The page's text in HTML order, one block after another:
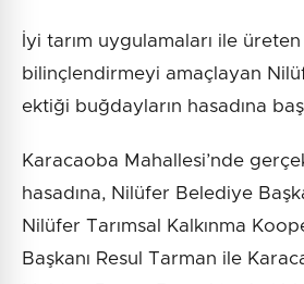
İyi tarım uygulamaları ile
bilinçlendirmeyi amaçlayan
ektiği buğdayların hasadına
Karacaoba Mahallesi’nde
hasadına, Nilüfer Belediye
Nilüfer Tarımsal Kalkınma
Başkanı Resul Tarman ile